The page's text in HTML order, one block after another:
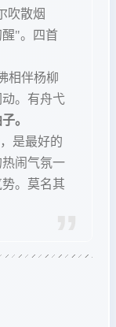
吹散烟
醒"。四首
相伴杨柳
动。有舟弋
。
是最好的
闹气氛一
。莫名其